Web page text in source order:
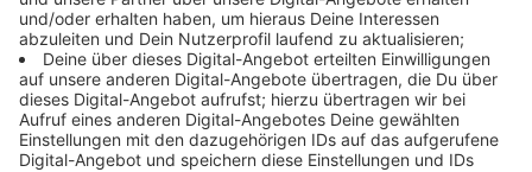
Standort laut Stadt bestens geeignet. Sobald das
Impfzentrum seinen Betrieb aufnimmt, sollen in der
Arena bis zu 2.400 Impfungen pro Tag möglich sein.
Anzeige